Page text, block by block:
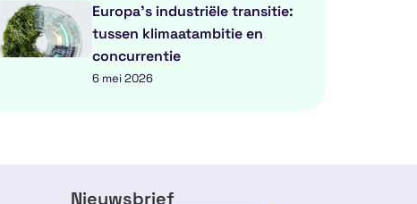
Europa’s industriële transitie:
tussen klimaatambitie en
concurrentie
6 mei 2026
Nieuwsbrief